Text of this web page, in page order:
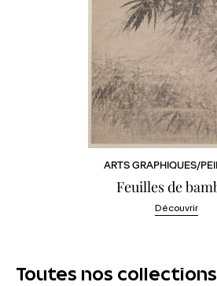
ARTS GRAPHIQUES/
Feuilles de
Découvrir
Toutes nos collections